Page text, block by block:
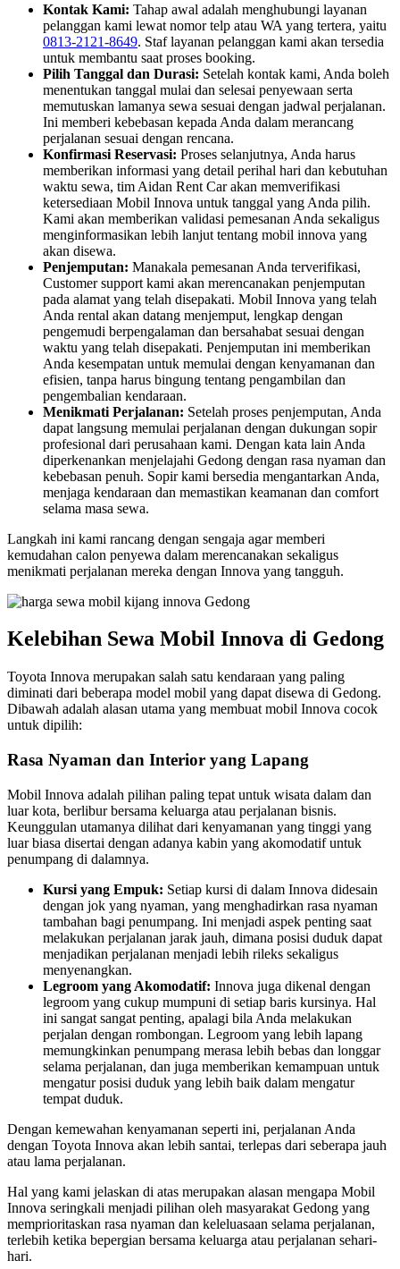
Kontak Kami: Tahap awal adalah menghubungi layanan
pelanggan kami lewat nomor telp atau WA yang tertera, yaitu
0813-2121-8649. Staf layanan pelanggan kami akan tersedia
untuk membantu saat proses booking.
Pilih Tanggal dan Durasi: Setelah kontak kami, Anda boleh
menentukan tanggal mulai dan selesai penyewaan serta
memutuskan lamanya sewa sesuai dengan jadwal perjalanan.
Ini memberi kebebasan kepada Anda dalam merancang
perjalanan sesuai dengan rencana.
Konfirmasi Reservasi: Proses selanjutnya, Anda harus
memberikan informasi yang detail perihal hari dan kebutuhan
waktu sewa, tim Aidan Rent Car akan memverifikasi
ketersediaan Mobil Innova untuk tanggal yang Anda pilih.
Kami akan memberikan validasi pemesanan Anda sekaligus
menginformasikan lebih lanjut tentang mobil innova yang
akan disewa.
Penjemputan: Manakala pemesanan Anda terverifikasi,
Customer support kami akan merencanakan penjemputan
pada alamat yang telah disepakati. Mobil Innova yang telah
Anda rental akan datang menjemput, lengkap dengan
pengemudi berpengalaman dan bersahabat sesuai dengan
waktu yang telah disepakati. Penjemputan ini memberikan
Anda kesempatan untuk memulai dengan kenyamanan dan
efisien, tanpa harus bingung tentang pengambilan dan
pengembalian kendaraan.
Menikmati Perjalanan: Setelah proses penjemputan, Anda
dapat langsung memulai perjalanan dengan dukungan sopir
profesional dari perusahaan kami. Dengan kata lain Anda
diperkenankan menjelajahi Gedong dengan rasa nyaman dan
kebebasan penuh. Sopir kami bersedia mengantarkan Anda,
menjaga kendaraan dan memastikan keamanan dan comfort
selama masa sewa.
Langkah ini kami rancang dengan sengaja agar memberi
kemudahan calon penyewa dalam merencanakan sekaligus
menikmati perjalanan mereka dengan Innova yang tangguh.
Kelebihan Sewa Mobil Innova di Gedong
Toyota Innova merupakan salah satu kendaraan yang paling
diminati dari beberapa model mobil yang dapat disewa di Gedong.
Dibawah adalah alasan utama yang membuat mobil Innova cocok
untuk dipilih:
Rasa Nyaman dan Interior yang Lapang
Mobil Innova adalah pilihan paling tepat untuk wisata dalam dan
luar kota, berlibur bersama keluarga atau perjalanan bisnis.
Keunggulan utamanya dilihat dari kenyamanan yang tinggi yang
luar biasa disertai dengan adanya kabin yang akomodatif untuk
penumpang di dalamnya.
Kursi yang Empuk: Setiap kursi di dalam Innova didesain
dengan jok yang nyaman, yang menghadirkan rasa nyaman
tambahan bagi penumpang. Ini menjadi aspek penting saat
melakukan perjalanan jarak jauh, dimana posisi duduk dapat
menjadikan perjalanan menjadi lebih rileks sekaligus
menyenangkan.
Legroom yang Akomodatif: Innova juga dikenal dengan
legroom yang cukup mumpuni di setiap baris kursinya. Hal
ini sangat sangat penting, apalagi bila Anda melakukan
perjalan dengan rombongan. Legroom yang lebih lapang
memungkinkan penumpang merasa lebih bebas dan longgar
selama perjalanan, dan juga memberikan kemampuan untuk
mengatur posisi duduk yang lebih baik dalam mengatur
tempat duduk.
Dengan kemewahan kenyamanan seperti ini, perjalanan Anda
dengan Toyota Innova akan lebih santai, terlepas dari seberapa jauh
atau lama perjalanan.
Hal yang kami jelaskan di atas merupakan alasan mengapa Mobil
Innova seringkali menjadi pilihan oleh masyarakat Gedong yang
memprioritaskan rasa nyaman dan keleluasaan selama perjalanan,
terlebih ketika bepergian bersama keluarga atau perjalanan sehari-
hari.